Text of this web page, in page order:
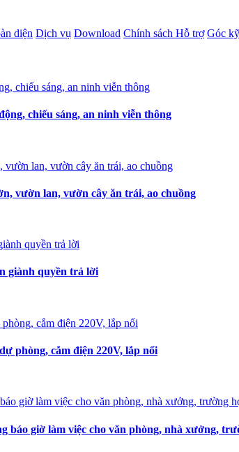
diện Dịch vụ Download Chính sách Hỗ trợ Góc
chiếu sáng, an ninh viễn thông
vườn lan, vườn cây ăn trái, ao chuồng
giành quyền trả lời
phòng, cắm điện 220V, lắp nổi
báo giờ làm việc cho văn phòng, nhà xưởng,